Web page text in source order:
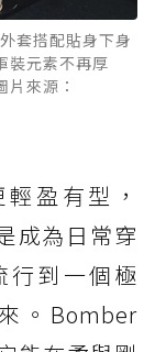
套搭配貼身下身
裝元素不再厚
來源：
盈有型，
成為日常穿
行到一個極
。Bomber